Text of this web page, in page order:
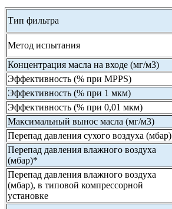
Тип фильтра
Метод испытания
Концентрация масла на входе (мг/м3)
Эффективность (% при MPPS)
Эффективность (% при 1 мкм)
Эффективность (% при 0,01 мкм)
Максимальный вынос масла (мг/м3)
Перепад давления сухого воздуха (мбар)
Перепад давления влажного воздуха
(мбар)*
Перепад давления влажного воздуха
(мбар), в типовой компрессорной
установке